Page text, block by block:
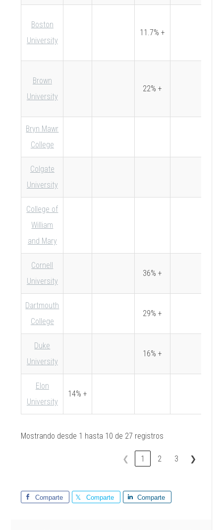
Boston
University
11.7% +
Brown
University
22% +
Bryn Mawr
College
Colgate
University
College of
William
and Mary
Cornell
University
36% +
Dartmouth
College
29% +
Duke
University
16% +
Elon
University
14% +
Mostrando desde 1 hasta 10 de 27 registros
❮ 1 2 3 ❯
Comparte Comparte Comparte